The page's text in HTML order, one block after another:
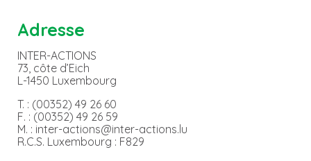
Adresse
INTER-ACTIONS
73, côte d’Eich
L-1450 Luxembourg
T. : (00352) 49 26 60
F. : (00352) 49 26 59
M. : inter-actions@inter-actions.lu
R.C.S. Luxembourg : F829